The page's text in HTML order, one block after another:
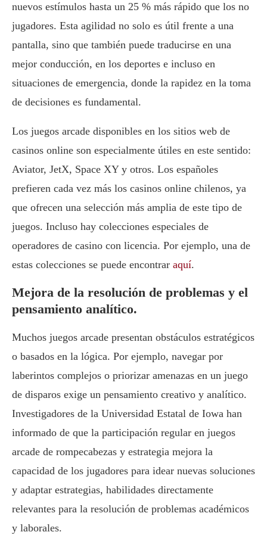
nuevos estímulos hasta un 25 % más rápido que los no
jugadores. Esta agilidad no solo es útil frente a una
pantalla, sino que también puede traducirse en una
mejor conducción, en los deportes e incluso en
situaciones de emergencia, donde la rapidez en la toma
de decisiones es fundamental.
Los juegos arcade disponibles en los sitios web de
casinos online son especialmente útiles en este sentido:
Aviator, JetX, Space XY y otros. Los españoles
prefieren cada vez más los casinos online chilenos, ya
que ofrecen una selección más amplia de este tipo de
juegos. Incluso hay colecciones especiales de
operadores de casino con licencia. Por ejemplo, una de
estas colecciones se puede encontrar aquí.
Mejora de la resolución de problemas y el
pensamiento analítico.
Muchos juegos arcade presentan obstáculos estratégicos
o basados en la lógica. Por ejemplo, navegar por
laberintos complejos o priorizar amenazas en un juego
de disparos exige un pensamiento creativo y analítico.
Investigadores de la Universidad Estatal de Iowa han
informado de que la participación regular en juegos
arcade de rompecabezas y estrategia mejora la
capacidad de los jugadores para idear nuevas soluciones
y adaptar estrategias, habilidades directamente
relevantes para la resolución de problemas académicos
y laborales.